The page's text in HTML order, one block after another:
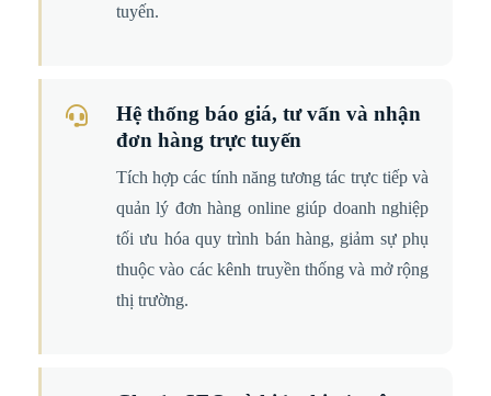
tuyến.
Hệ thống báo giá, tư vấn và nhận
đơn hàng trực tuyến
Tích hợp các tính năng tương tác trực tiếp và
quản lý đơn hàng online giúp doanh nghiệp
tối ưu hóa quy trình bán hàng, giảm sự phụ
thuộc vào các kênh truyền thống và mở rộng
thị trường.